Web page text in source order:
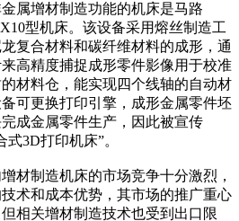
增材制造功能的机床是马路
型机床。该设备采用熔丝制造工
复合材料和碳纤维材料的成形，通
高精度捕捉成形零件影像用于校准
材料仓，能实现四个线轴的自动材
可更换打印引擎，成形金属零件坯
成金属零件生产，因此被宣传
3D打印机床”。
制造机床的市场竞争十分激烈，
术和成本优势，其市场的推广重心
相关增材制造技术也受到出口限